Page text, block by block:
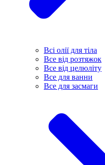
Всі олії для тіла
Все від розтяжок
Все від целюліту
Все для ванни
Все для засмаги